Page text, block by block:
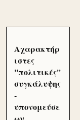
Αχαρακτήρ
ιστες
''πολιτικές''
συγκάλυψης
-
υπονομεύσε